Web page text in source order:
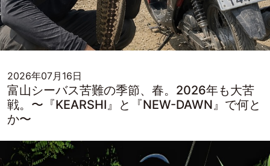
2026年07月16日
富山シーバス苦難の季節、春。2026年も大苦
戦。〜『KEARSHI』と『NEW-DAWN』で何と
か〜